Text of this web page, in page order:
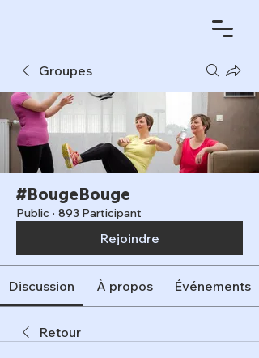
Groupes
#BougeBouge
Public · 893 Participant
Rejoindre
Discussion À propos Événements
Retour